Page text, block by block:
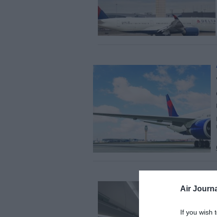
Air
If you wish